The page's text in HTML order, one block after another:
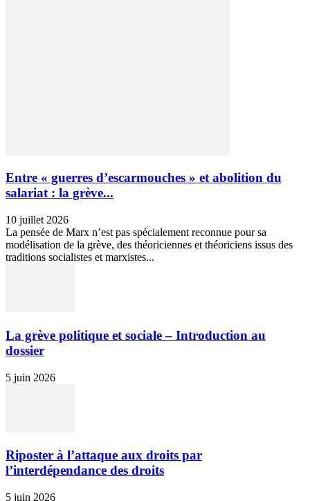
Entre « guerres d’escarmouches » et abolition du
salariat : la grève...
10 juillet 2026
La pensée de Marx n’est pas spécialement reconnue pour sa
modélisation de la grève, des théoriciennes et théoriciens issus des
traditions socialistes et marxistes...
La grève politique et sociale – Introduction au
dossier
5 juin 2026
Riposter à l’attaque aux droits par
l’interdépendance des droits
5 juin 2026